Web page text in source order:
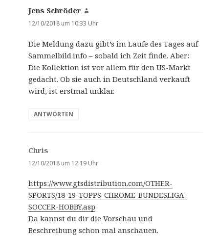
Jens Schröder
a
t
:
12/10/2018 um 10:33 Uhr
Die Meldung dazu gibt’s im Laufe des Tages auf
Sammelbild.info – sobald ich Zeit finde. Aber:
Die Kollektion ist vor allem für den US-Markt
gedacht. Ob sie auch in Deutschland verkauft
wird, ist erstmal unklar.
ANTWORTEN
Chris
a
t
:
12/10/2018 um 12:19 Uhr
https://www.gtsdistribution.com/OTHER-
SPORTS/18-19-TOPPS-CHROME-BUNDESLIGA-
SOCCER-HOBBY.asp
Da kannst du dir die Vorschau und
Beschreibung schon mal anschauen.